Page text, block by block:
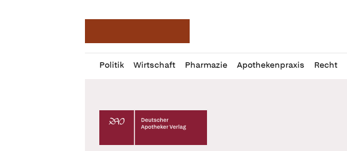
Politik Wirtschaft Pharmazie Apothekenpraxis Recht
Profil
öffnen
Daz
Pur
Deutscher Apotheker Verlag Logo